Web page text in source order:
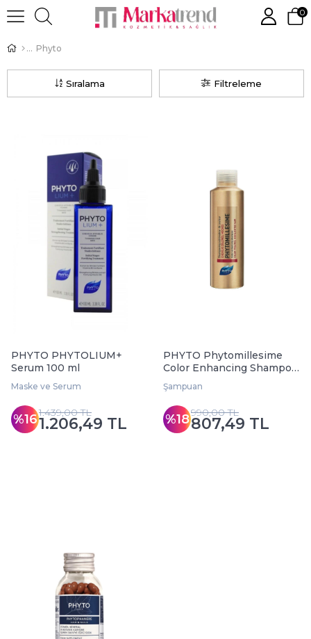
0
Phyto
Filtreleme
Sıralama
PHYTO PHYTOLIUM+
Serum 100 ml
Maske ve Serum
%161.206,49 TL
1.439,00 TL
PHYTO Phytomillesime
Color Enhancing Shampoo
Şampuan
%18807,49 TL
990,00 TL